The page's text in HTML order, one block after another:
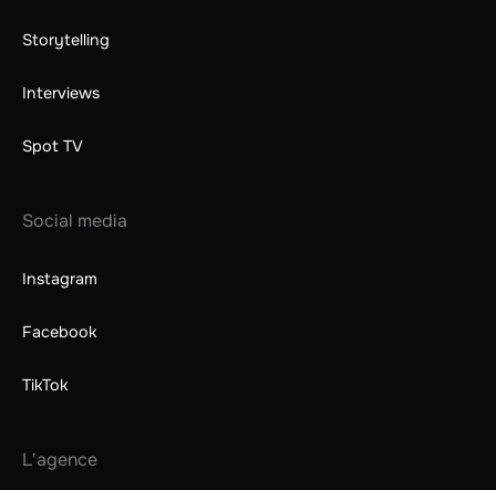
Storytelling
Interviews
Spot TV
Social media
Instagram
Facebook
TikTok
L'agence